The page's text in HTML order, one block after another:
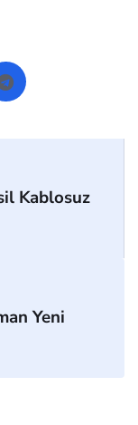
Kablosuz
Yeni